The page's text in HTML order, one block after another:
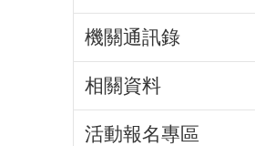
機關通訊錄
相關資料
活動報名專區